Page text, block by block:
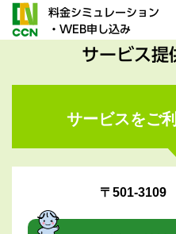
料金シミュレーション
・WEB申し込み
サービス提
サービスをご
〒501-3109